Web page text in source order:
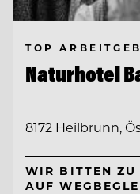
TOP
Naturhotel
8172 Heilbrunn,
WIR BITTEN ZU
AUF